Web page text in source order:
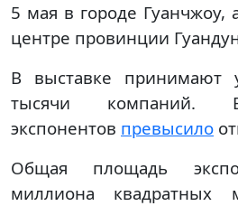
5 мая в городе Гуанчжоу,
центре провинции
В выставке принимают
тысячи компаний.
экспонентов превысило
Общая площадь
миллиона квадратных